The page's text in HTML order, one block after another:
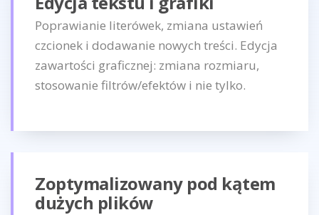
Poprawianie literówek, zmiana ustawień
czcionek i dodawanie nowych treści. Edycja
zawartości graficznej: zmiana rozmiaru,
stosowanie filtrów/efektów i nie tylko.
Zoptymalizowany pod kątem
dużych plików